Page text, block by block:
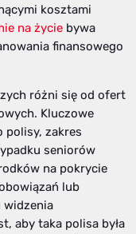
kosztami
na życie bywa
finansowego
różni się od ofert
Kluczowe
polisy, zakres
seniorów
na pokrycie
lub
widzenia
aby taka polisa była